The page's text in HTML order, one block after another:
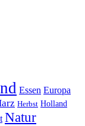
Essen Europa
Herbst Holland
Natur